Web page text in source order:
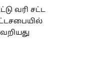
வரி சட்ட